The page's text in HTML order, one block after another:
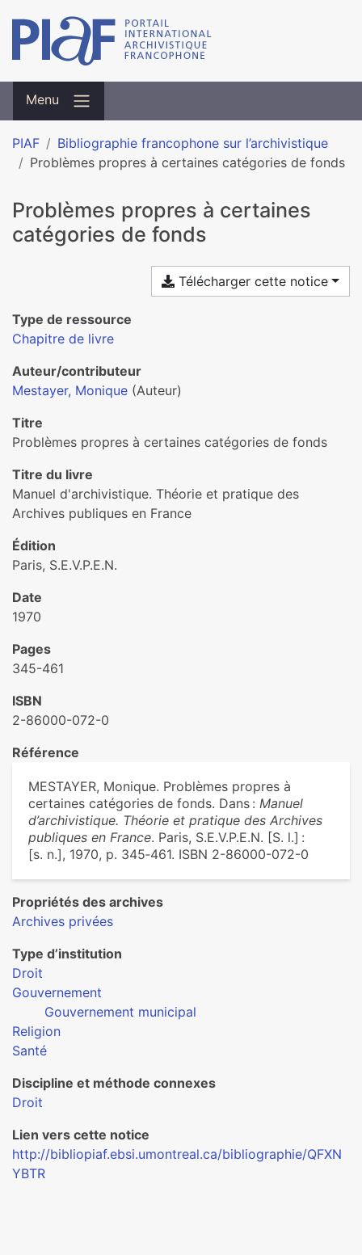
Menu
PIAF
Bibliographie francophone sur l’archivistique
Problèmes propres à certaines catégories de fonds
Problèmes propres à certaines
catégories de fonds
Télécharger cette notice
Type de ressource
Chapitre de livre
Auteur/contributeur
Mestayer, Monique (Auteur)
Titre
Problèmes propres à certaines catégories de fonds
Titre du livre
Manuel d'archivistique. Théorie et pratique des
Archives publiques en France
Édition
Paris, S.E.V.P.E.N.
Date
1970
Pages
345-461
ISBN
2-86000-072-0
Référence
MESTAYER, Monique. Problèmes propres à
certaines catégories de fonds. Dans : Manuel
d’archivistique. Théorie et pratique des Archives
publiques en France. Paris, S.E.V.P.E.N. [S. l.] :
[s. n.], 1970, p. 345‑461. ISBN 2-86000-072-0
Propriétés des archives
Archives privées
Type d’institution
Droit
Gouvernement
Gouvernement municipal
Religion
Santé
Discipline et méthode connexes
Droit
Lien vers cette notice
http://bibliopiaf.ebsi.umontreal.ca/bibliographie/QFXN
YBTR